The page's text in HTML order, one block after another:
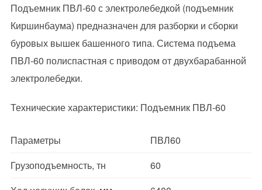
Подъемник ПВЛ-60 с электролебедкой (подъемник
Киршинбаума) предназначен для разборки и сборки
буровых вышек башенного типа. Система подъема
ПВЛ-60 полиспастная с приводом от двухбарабанной
электролебедки.
Технические характеристики: Подъемник ПВЛ-60
Параметры
ПВЛ60
Грузоподъемность, тн
60